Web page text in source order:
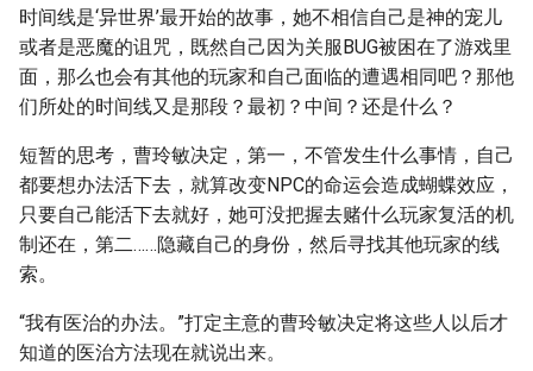
时间线是‘异世界’最开始的故事，她不相信自己是神的宠儿
或者是恶魔的诅咒，既然自己因为关服BUG被困在了游戏里
面，那么也会有其他的玩家和自己面临的遭遇相同吧？那他
们所处的时间线又是那段？最初？中间？还是什么？
短暂的思考，曹玲敏决定，第一，不管发生什么事情，自己
都要想办法活下去，就算改变NPC的命运会造成蝴蝶效应，
只要自己能活下去就好，她可没把握去赌什么玩家复活的机
制还在，第二……隐藏自己的身份，然后寻找其他玩家的线
索。
“我有医治的办法。”打定主意的曹玲敏决定将这些人以后才
知道的医治方法现在就说出来。